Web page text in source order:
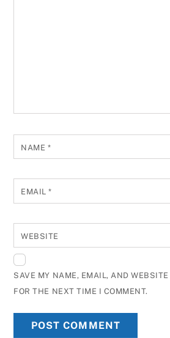
NAME *
EMAIL*
WEBSITE
SAVE MY NAME, EMAIL, AND
FOR THE NEXT TIME I COMMENT.